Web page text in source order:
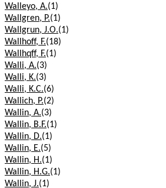
Walleyo, A.(1)
Wallgren, P.(1)
Wallgrun, J.O.(1)
Wallhoff, F.(18)
Wallhqff, F.(1)
Walli, A.(3)
Walli, K.(3)
Walli, K.C.(6)
Wallich, P.(2)
Wallin, A.(3)
Wallin, B.F.(1)
Wallin, D.(1)
Wallin, E.(5)
Wallin, H.(1)
Wallin, H.G.(1)
Wallin, J.(1)